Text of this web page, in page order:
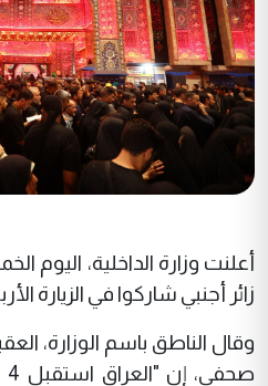
زائر أجنبي شاركوا في الزيارة
وقال الناطق باسم الوزارة،